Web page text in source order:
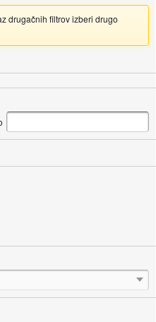
drugačnih filtrov izberi drugo